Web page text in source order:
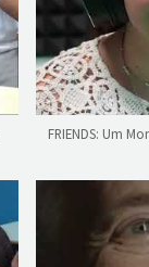
FRIENDS: Um